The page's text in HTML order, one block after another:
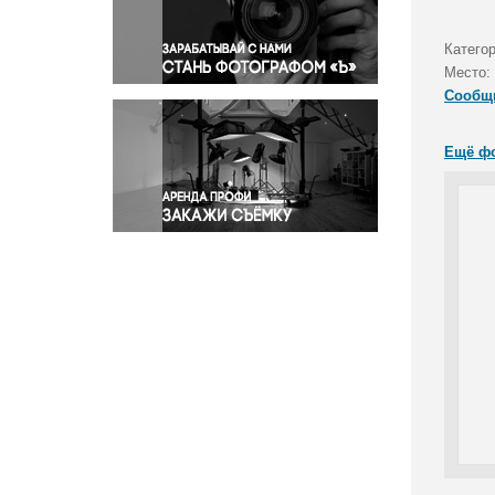
Правосудие
Происшествия и конфликты
Религия
Светская жизнь
Спорт
Экология
Экономика и бизнес
Место:
Ещё